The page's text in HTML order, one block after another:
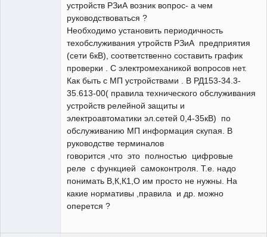
устройств РЗиА возник вопрос- а чем
руководствоваться ?
Необходимо установить периодичность
техобслуживания утройств РЗиА предприятия
(сети 6кВ), соответственно составить график
проверки . С электромеханикой вопросов нет.
Как быть с МП устройствами . В РД153-34.3-
35.613-00( правила технического обслуживания
устройств релейной защиты и
электроавтоматики эл.сетей 0,4-35кВ) по
обслуживанию МП информация скупая. В
руководстве терминалов
говорится ,что это полностью цифровые
реле с функцией самоконтроля. Т.е. надо
понимать В,К,К1,О им просто не нужны. На
какие нормативы ,правила и др. можно
оперется ?